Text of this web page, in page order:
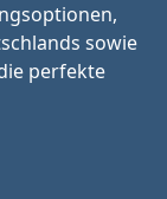
sowie
perfekte